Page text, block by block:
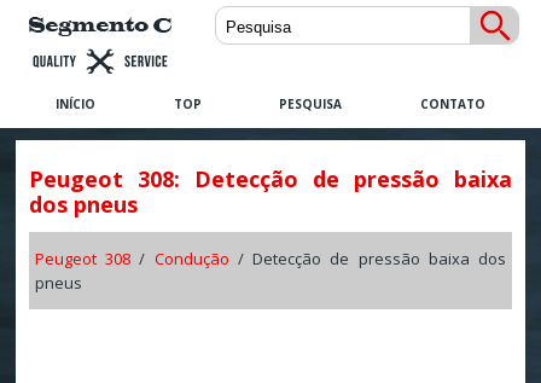
INÍCIO TOP PESQUISA CONTATO
Peugeot 308: Detecção de pressão baixa
dos pneus
Peugeot 308 / Condução / Detecção de pressão baixa dos
pneus